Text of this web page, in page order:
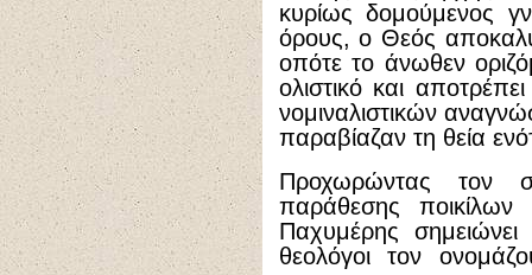
κυρίως δομούμενος
όρους, ο Θεός
οπότε το άνωθεν
ολιστικό και
νομιναλιστικών
παραβίαζαν τη θεία
Προχωρώντας τον
παράθεσης
Παχυμέρης
θεολόγοι τον